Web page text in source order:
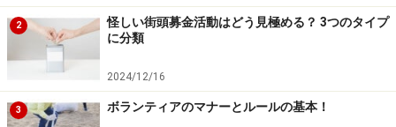
2
怪しい街頭募金活動はどう見極める？ 3つのタイプ
に分類
2024/12/16
3 ボランティアのマナーとルールの基本！